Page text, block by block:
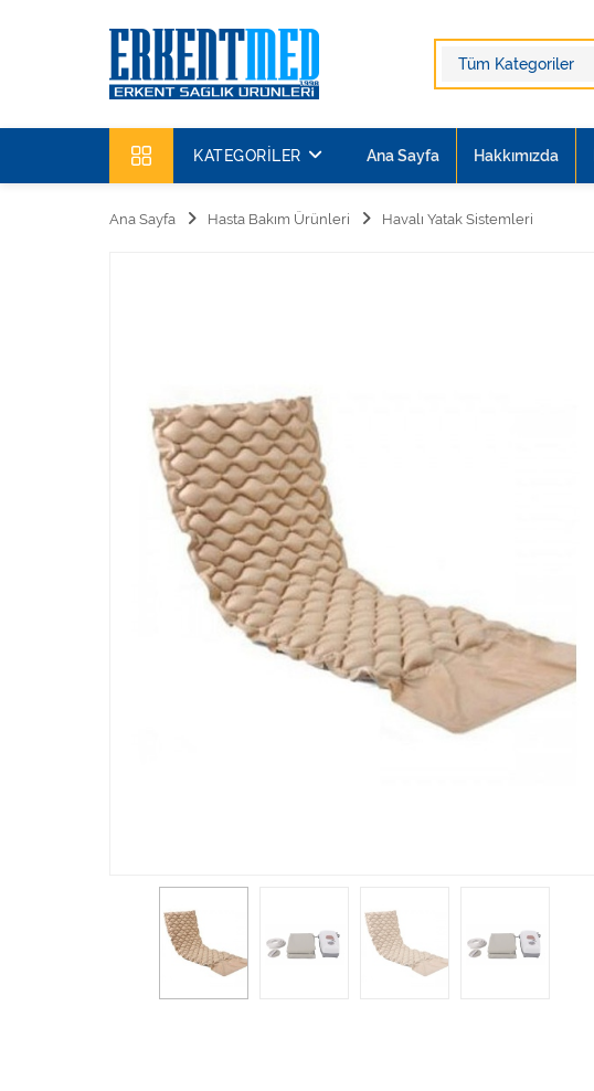
KATEGORILER Ana Sayfa Hakkımızda
Ana Sayfa Hasta Bakım Ürünleri Havalı Yatak Sistemleri